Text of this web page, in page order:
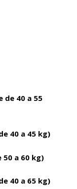
de 40 a 55
40 a 45 kg)
50 a 60 kg)
40 a 65 kg)